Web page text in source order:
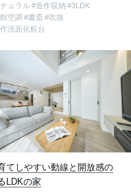
ュラル #造作収納 #3LDK
空調 #書斎 #吹抜
洗面化粧台
てしやすい動線と開放感の
LDKの家